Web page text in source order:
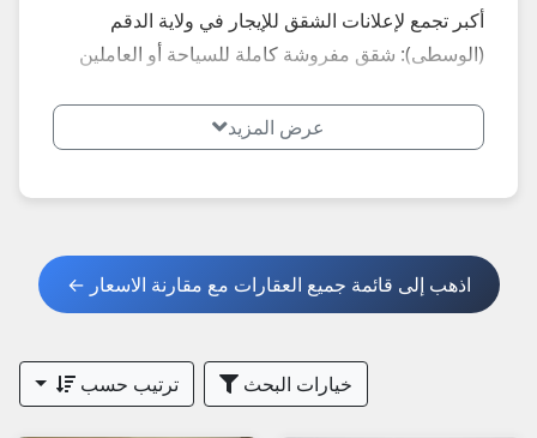
أكبر تجمع لإعلانات الشقق للإيجار في ولاية الدقم
(الوسطى): شقق مفروشة كاملة للسياحة أو العاملين
استوديو، شقق 1–3 غرف، شقق عائلية جديدة... إعلانات
محدثة يومياً في الدقم الوسطى – إيجار شهري يبدأ من
**أبرز الأنواع الأكثر طلباً في الدقم 2026:**
- شقق مفروشة: شقق جاهزة للعاملين والسياح.
- شقق عائلية: شقق 2–3 غرف قريبة من المشاريع.
عرض المزيد
اذهب إلى قائمة جميع العقارات مع مقارنة الاسعار ←
خيارات البحث ترتيب حسب